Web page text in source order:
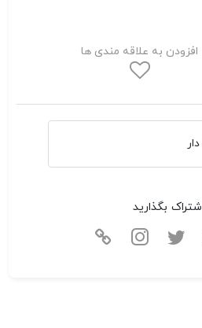
افزودن به علاقه مندی ها
بگذارید